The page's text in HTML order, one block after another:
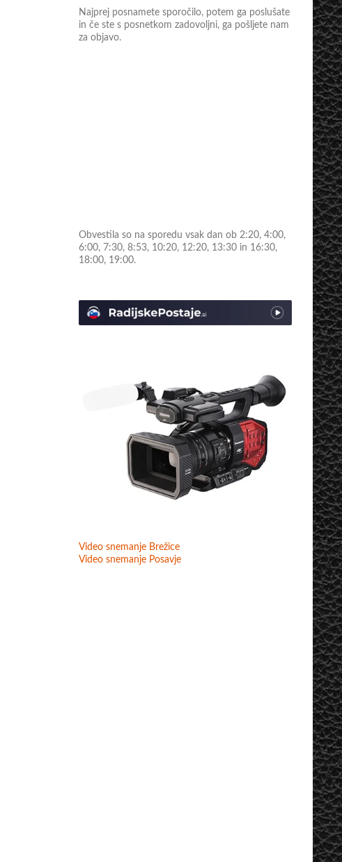
Najprej posnamete sporočilo, potem ga poslušate
in če ste s posnetkom zadovoljni, ga pošljete nam
za objavo.
Obvestila so na sporedu vsak dan ob 2:20, 4:00,
6:00, 7:30, 8:53, 10:20, 12:20, 13:30 in 16:30,
18:00, 19:00.
Video snemanje Brežice
Video snemanje Posavje